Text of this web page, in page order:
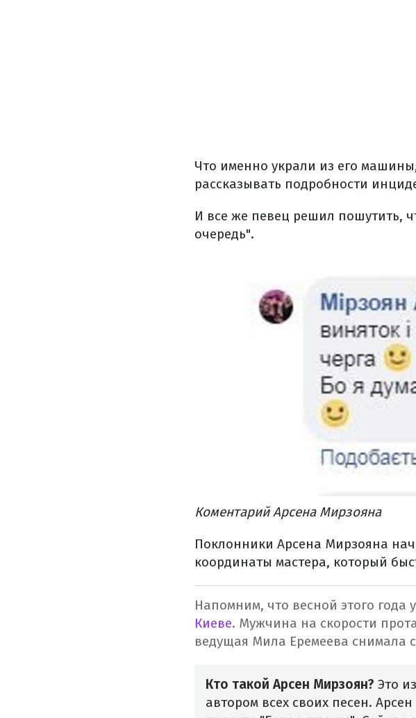
Что именно украли из его
рассказывать подробности
И все же певец решил пошутить,
очередь".
Коментарий Арсена Мирзояна
Поклонники Арсена Мирзояна
координаты мастера, который
Напомним, что весной этого года
Киеве. Мужчина на скорости
ведущая Мила Еремеева снимала
Кто такой Арсен Мирзоян? Это
автором всех своих песен.